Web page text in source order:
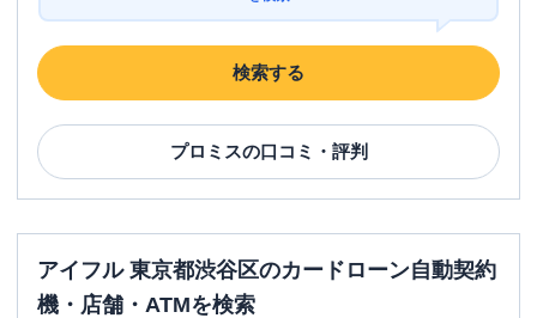
住所
東京都渋谷区道玄坂２丁目３-１ 渋谷駅
前ビル３Ｆ
検索する
プロミスの口コミ・評判
アイフル 東京都渋谷区のカードローン自動契約
機・店舗・ATMを検索